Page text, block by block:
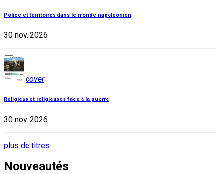
Police et territoires dans le monde napoléonien
30 nov. 2026
cover
Religieux et religieuses face à la guerre
30 nov. 2026
plus de titres
Nouveautés